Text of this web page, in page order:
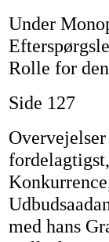
Under
Rolle for
Side 127
med hans